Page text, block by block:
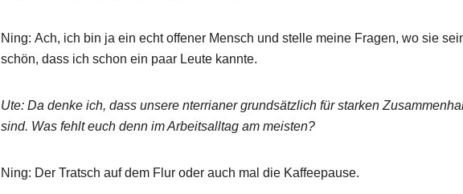
Ning: Ach, ich bin ja ein echt offener Mensch und stelle meine Fragen, wo sie
schön, dass ich schon ein paar Leute kannte.
Ute: Da denke ich, dass unsere nterrianer grundsätzlich für starken
sind. Was fehlt euch denn im Arbeitsalltag am meisten?
Ning: Der Tratsch auf dem Flur oder auch mal die Kaffeepause.